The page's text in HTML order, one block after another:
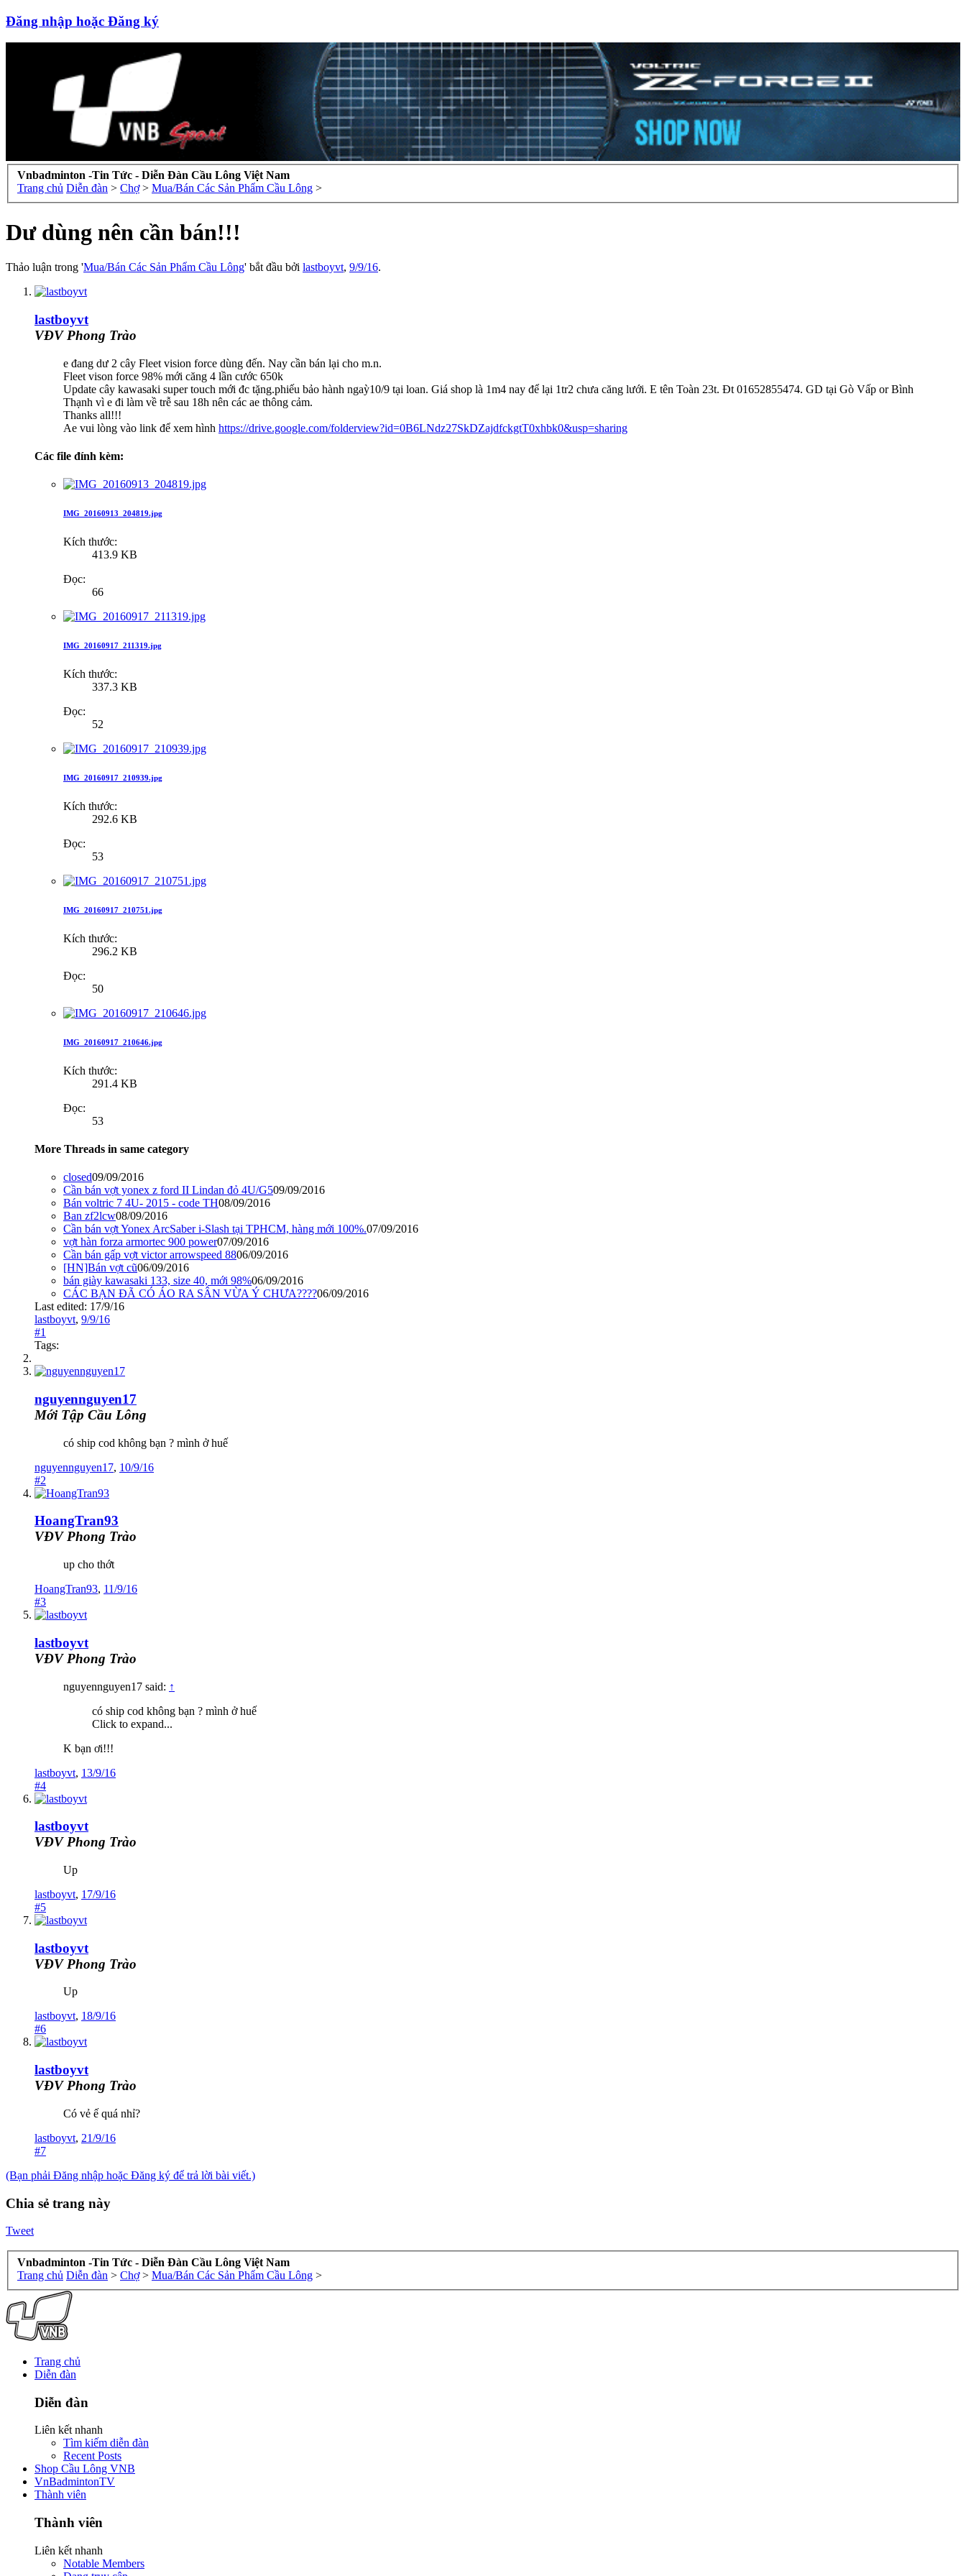
Đăng nhập hoặc Đăng ký
Vnbadminton -Tin Tức - Diễn Đàn Cầu Lông Việt Nam
Trang chủ Diễn đàn > Chợ > Mua/Bán Các Sản Phẩm Cầu Lông >
Dư dùng nên cần bán!!!
Thảo luận trong 'Mua/Bán Các Sản Phẩm Cầu Lông' bắt đầu bởi lastboyvt, 9/9/16.
lastboyvt
VĐV Phong Trào
e đang dư 2 cây Fleet vision force dùng đến. Nay cần bán lại cho m.n.
Fleet vison force 98% mới căng 4 lần cước 650k
Update cây kawasaki super touch mới đc tặng.phiếu bảo hành ngaỳ10/9 tại loan. Giá shop là 1m4 nay để lại 1tr2 chưa căng lưới. E tên Toàn 23t. Đt 01652855474. GD tại Gò Vấp or Bình
Thạnh vì e đi làm về trễ sau 18h nên các ae thông cảm.
Thanks all!!!
Ae vui lòng vào link để xem hình https://drive.google.com/folderview?id=0B6LNdz27SkDZajdfckgtT0xhbk0&usp=sharing
Các file đính kèm:
IMG_20160913_204819.jpg
Kích thước:
413.9 KB
Đọc:
66
IMG_20160917_211319.jpg
Kích thước:
337.3 KB
Đọc:
52
IMG_20160917_210939.jpg
Kích thước:
292.6 KB
Đọc:
53
IMG_20160917_210751.jpg
Kích thước:
296.2 KB
Đọc:
50
IMG_20160917_210646.jpg
Kích thước:
291.4 KB
Đọc:
53
More Threads in same category
closed09/09/2016
Cần bán vợt yonex z ford II Lindan đỏ 4U/G509/09/2016
Bán voltric 7 4U- 2015 - code TH08/09/2016
Ban zf2lcw08/09/2016
Cần bán vợt Yonex ArcSaber i-Slash tại TPHCM, hàng mới 100%.07/09/2016
vợt hàn forza armortec 900 power07/09/2016
Cần bán gấp vợt victor arrowspeed 8806/09/2016
[HN]Bán vợt cũ06/09/2016
bán giày kawasaki 133, size 40, mới 98%06/09/2016
CÁC BẠN ĐÃ CÓ ÁO RA SÂN VỪA Ý CHƯA????06/09/2016
Last edited: 17/9/16
lastboyvt, 9/9/16
#1
Tags:
nguyennguyen17
Mới Tập Cầu Lông
có ship cod không bạn ? mình ở huế
nguyennguyen17, 10/9/16
#2
HoangTran93
VĐV Phong Trào
up cho thớt
HoangTran93, 11/9/16
#3
lastboyvt
VĐV Phong Trào
nguyennguyen17 said: ↑
có ship cod không bạn ? mình ở huế
Click to expand...
K bạn ơi!!!
lastboyvt, 13/9/16
#4
lastboyvt
VĐV Phong Trào
Up
lastboyvt, 17/9/16
#5
lastboyvt
VĐV Phong Trào
Up
lastboyvt, 18/9/16
#6
lastboyvt
VĐV Phong Trào
Có vẻ ế quá nhỉ?
lastboyvt, 21/9/16
#7
(Bạn phải Đăng nhập hoặc Đăng ký để trả lời bài viết.)
Chia sẻ trang này
Tweet
Vnbadminton -Tin Tức - Diễn Đàn Cầu Lông Việt Nam
Trang chủ Diễn đàn > Chợ > Mua/Bán Các Sản Phẩm Cầu Lông >
Trang chủ
Diễn đàn
Diễn đàn
Liên kết nhanh
Tìm kiếm diễn đàn
Recent Posts
Shop Cầu Lông VNB
VnBadmintonTV
Thành viên
Thành viên
Liên kết nhanh
Notable Members